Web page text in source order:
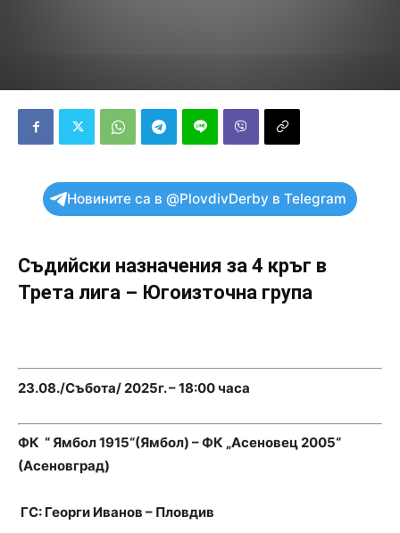
Новините са в @PlovdivDerby в Telegram
Съдийски назначения за 4 кръг в
Трета лига – Югоизточна група
23.08./Събота/ 2025г. – 18:00 часа
ФК “ Ямбол 1915“(Ямбол) – ФК „Асеновец 2005“
(Асеновград)
ГС: Георги Иванов – Пловдив